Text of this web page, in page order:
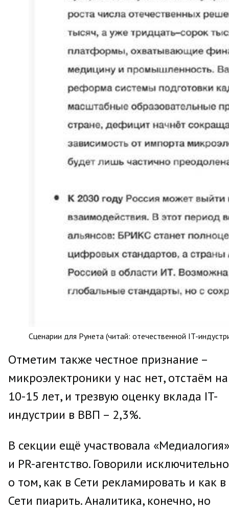
Сценарии для Рунета (читай: отечественной IT-
Отметим также честное признание –
микроэлектроники у нас нет, отстаём на
10-15 лет, и трезвую оценку вклада IT-
индустрии в ВВП – 2,3%.
В секции ещё участвовала «Медиалогия»
и PR-агентство. Говорили исключительно
о том, как в Сети рекламировать и как в
Сети пиарить. Аналитика, конечно, но